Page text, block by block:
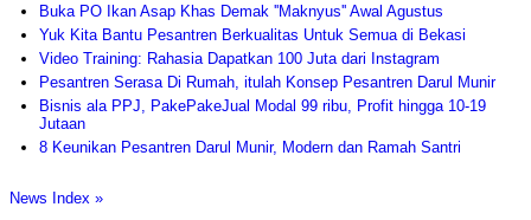
Buka PO Ikan Asap Khas Demak ''Maknyus'' Awal Agustus
Yuk Kita Bantu Pesantren Berkualitas Untuk Semua di Bekasi
Video Training: Rahasia Dapatkan 100 Juta dari Instagram
Pesantren Serasa Di Rumah, itulah Konsep Pesantren Darul Munir
Bisnis ala PPJ, PakePakeJual Modal 99 ribu, Profit hingga 10-19
Jutaan
8 Keunikan Pesantren Darul Munir, Modern dan Ramah Santri
News Index »